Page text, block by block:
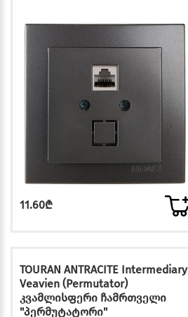
11.60₾
TOURAN ANTRACITE Intermediary
Veavien (Permutator)
კვამლისფერი ჩამრთველი
"პერმუტატორი"